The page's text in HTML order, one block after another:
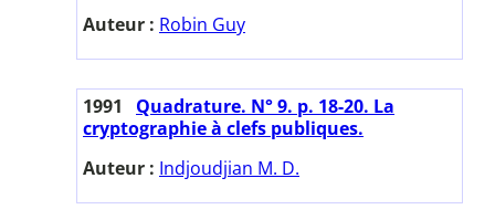
Auteur : Robin Guy
1991
Quadrature. N° 9. p. 18-20. La
cryptographie à clefs publiques.
Auteur : Indjoudjian M. D.